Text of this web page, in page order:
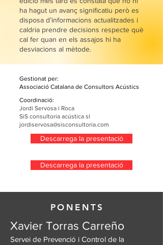
ha hagut un avanç significatiu però es
disposa d’informacions actualitzades i
caldria prendre decisions respecte què
cal fer quan en els assajos hi ha
desviacions al mètode.
Gestionat per:
Associació Catalana de Consultors Acústics
Coordinació:
Jordi Servosa i Roca
SiS consultoria acústica sl
jordiservosa@sisconsultoria.com
Descarrega la presentació
Descarrega la presentació
PONENTS
Xavier Torras Carreño
Servei de Prevenció i Control de la